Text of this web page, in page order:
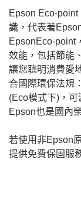
Epson Eco-
識，代表著
EpsonEco-point
效能，包括節能
讓您聰明消費愛
合國際環保法規
(Eco模式下)，可
Epson也是國內
若使用非Epson
提供免費保固服